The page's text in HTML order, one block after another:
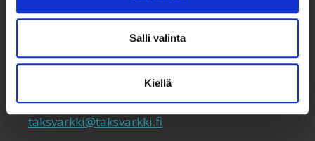
Salli valinta
Kiellä
Taksvärkki ry
Siltasaarenkatu 4, 7. krs,
00530 Helsinki
050 341 5507
taksvarkki@taksvarkki.fi